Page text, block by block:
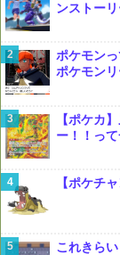
ンストー
ポケモン
ポケモン
【ポケカ
ー！！っ
【ポケチ
これきらい